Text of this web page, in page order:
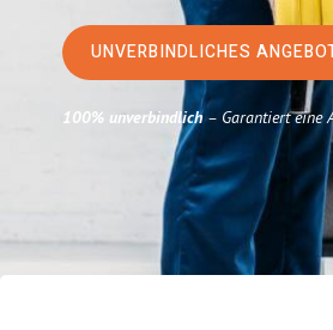
UNVERBINDLICHES
100% unverbindlich– Garantiert eine